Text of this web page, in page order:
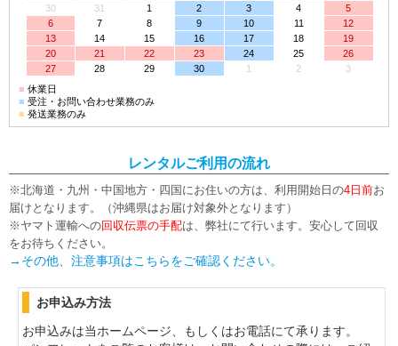
30
31 1 2 3 4
5
6
7 8 9 10 11
12
13
14 15 16 17 18
19
20
21 22 23 24 25
26
27
28 29 30 1 2
3
■ 休業日
■ 受注・お問い合わせ業務のみ
■ 発送業務のみ
レンタルご利用の流れ
※北海道・九州・中国地方・四国にお住いの方は、利用開始日の4日前お
届けとなります。（沖縄県はお届け対象外となります）
※ヤマト運輸への回収伝票の手配は、弊社にて行います。安心して回収
をお待ちください。
→その他、注意事項はこちらをご確認ください。
お申込み方法
お申込みは当ホームページ、もしくはお電話にて承ります。